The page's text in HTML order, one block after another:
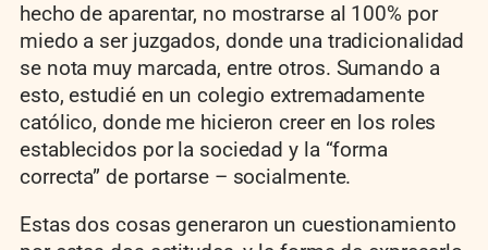
hecho de aparentar, no mostrarse al 100% por
miedo a ser juzgados, donde una tradicionalidad
se nota muy marcada, entre otros. Sumando a
esto, estudié en un colegio extremadamente
católico, donde me hicieron creer en los roles
establecidos por la sociedad y la “forma
correcta” de portarse – socialmente.
Estas dos cosas generaron un cuestionamiento